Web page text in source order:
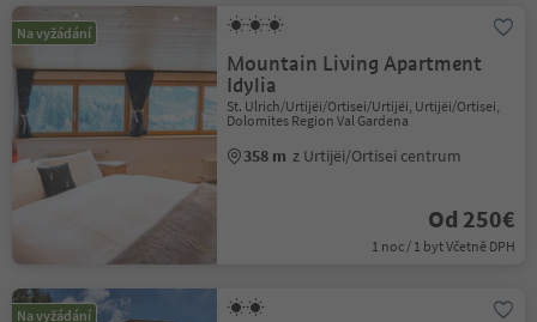
Na vyžádání
Mountain Living Apartment
Idylia
St. Ulrich/Urtijëi/Ortisei/Urtijëi, Urtijëi/Ortisei,
Dolomites Region Val Gardena
358 m z Urtijëi/Ortisei centrum
Od 250€
1 noc / 1 byt Včetně DPH
Na vyžádání